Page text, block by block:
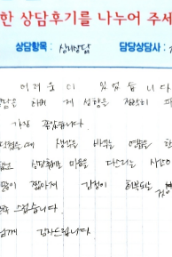
웰마인드 심리상담센터는 정보통신망 이용촉진
및 정보보호 등에 관한 법률, 개인정보보호법 등
관련 법령상의 개인정보보호 규정을 준수하며,
정보통신망 이용촉진 및 정보보호 등에 관한 법
률 제27조의2에 의거하여 개인정보처리방침을
공개하여 이용자의 권익 보호에 최선을 다하고
있습니다.
본 개인정보처리방침은 웰마인드 심리상담센터
가 제공하는 제반 서비스 이용과정에서 수집되
는 개인정보에 적용되며 다음과 같은 내용을 담
1. 개인정보의 수집 및 이용 목적
1) 당사는 다음과 같은 업무 수행을 위하여 개
- 예약신청
2) 수집된 개인정보는 정해진 목적 이외의 용
도로는 이용되지 않으며 수집 목적이 변경될 경
우 사전에 알리고 동의를 받을 예정입니다.
2. 수집하는 개인정보의 항목
1) 개인정보 항목: 이름, 휴대폰
1. 개인정보의 수집 및 이용 목적
1) 당사는 다음과 같은 업무 수행을 위하여 개
- EAP 문의
2) 수집된 개인정보는 정해진 목적 이외의 용
도로는 이용되지 않으며 수집 목적이 변경될 경
우 사전에 알리고 동의를 받을 예정입니다.
2. 수집하는 개인정보의 항목
1) 개인정보 항목: 회사(기관)명, 이름, 휴대폰,
본 웹사이트에 게시된 이메일 주소가 전자우편
수집 프로그램이나 그 밖의 기술적 장치를 이용
하여 무단으로 수집되는 것을 거부하며, 이를 위
반시 정보통신망법에 의해 형사처벌됨을 유념하
시기 바랍니다.
정보통신망법 제 50조의 2 (전자우편주소의 무
단 수집행위 등 금지)
누구든지 전자우편주소의 수집을 거부하는 의사
가 명시된 인터넷 홈페이지 에서 자동으로 전자
우편주소를 수집하는 프로그램 그 밖의 기술적
장치를 이용하여 전자우편주소를 수집하여서는